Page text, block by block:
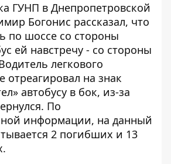
ГУНП в Днепропетровской
Богонис рассказал, что
по шоссе со стороны
ей навстречу - со стороны
легкового
отреагировал на знак
автобусу в бок, из-за
По
информации, на данный
2 погибших и 13